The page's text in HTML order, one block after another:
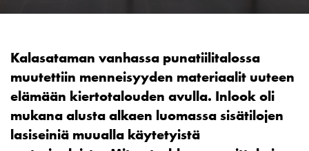
Kalasataman vanhassa punatiilitalossa
muutettiin menneisyyden materiaalit uuteen
elämään kiertotalouden avulla. Inlookoli
mukana alusta alkaen luomassa sisätilojen
lasiseiniä muualla käytetyistä